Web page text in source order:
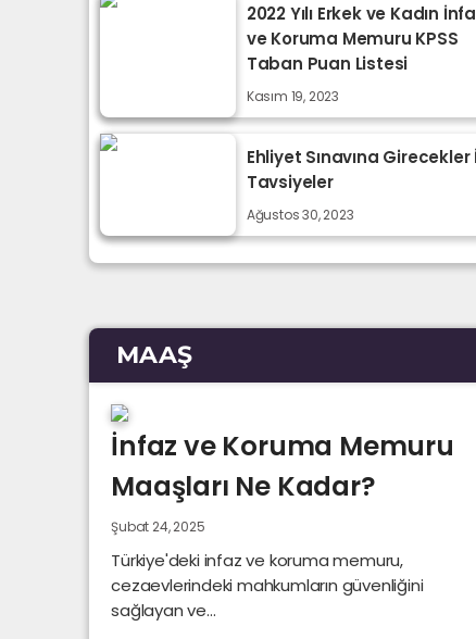
2022 Yılı Erkek ve Kadın
ve Koruma Memuru KPSS
Taban Puan Listesi
Kasım 19, 2023
Ehliyet Sınavına Girecekler
Tavsiyeler
Ağustos 30, 2023
MAAŞ
İnfaz ve Koruma Memuru
Maaşları Ne Kadar?
Şubat 24, 2025
Türkiye'deki infaz ve koruma memuru,
cezaevlerindeki mahkumların güvenliğini
sağlayan ve...